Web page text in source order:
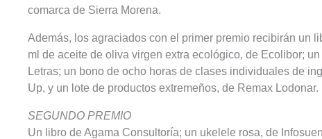
comarca de Sierra Morena.
Además, los agraciados con el primer premio recibirán un
ml de aceite de oliva virgen extra ecológico, de Ecolibor;
Letras; un bono de ocho horas de clases individuales de
Up, y un lote de productos extremeños, de Remax Lodonar.
SEGUNDO PREMIO
Un libro de Agama Consultoría; un ukelele rosa, de